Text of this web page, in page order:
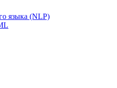
языка (NLP)